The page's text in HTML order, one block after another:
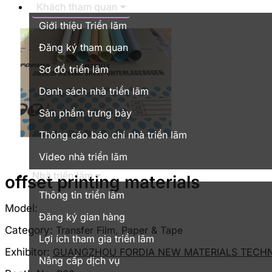
Khách tham quan
Giới thiệu Triển lãm
Đăng ký tham quan
Sơ đồ triển lãm
Danh sách nhà triển lãm
Sản phẩm trưng bày
Thông cáo báo chí nhà triển lãm
Video nhà triển lãm
Nhà triển lãm
Thông tin triển lãm
Đăng ký gian hàng
Lợi ích tham gia triển lãm
Nâng cấp dịch vụ
offset printing materials
Model:
Category: Transfer Film, Paper & Tape
Exhibitor: GUANGZHOU FORDIA NEW MATERIALS